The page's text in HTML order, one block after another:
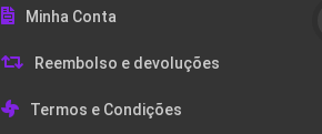
Minha Conta
Reembolso e devoluções
Termos e Condições